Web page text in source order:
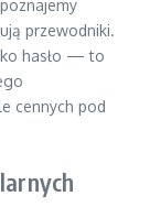
przewodniki.
hasło — to
cennych pod